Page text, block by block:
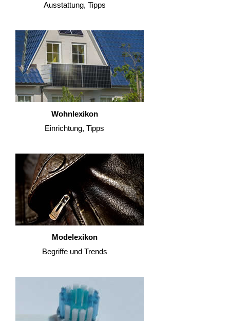
Ausstattung, Tipps
Wohnlexikon
Einrichtung, Tipps
Modelexikon
Begriffe und Trends